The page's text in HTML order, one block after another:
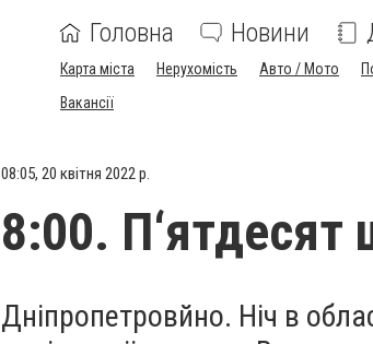
Головна Новини
Карта міста Нерухомість Авто / Мото
Вакансії
08:05, 20 квітня 2022 р.
8:00. П‘ятдесят
Дніпропетровйно. Ніч в